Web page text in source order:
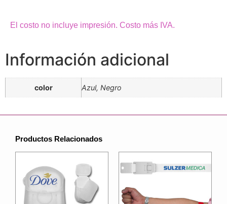
El costo no incluye impresión. Costo más IVA.
Información adicional
color Azul, Negro
Productos Relacionados